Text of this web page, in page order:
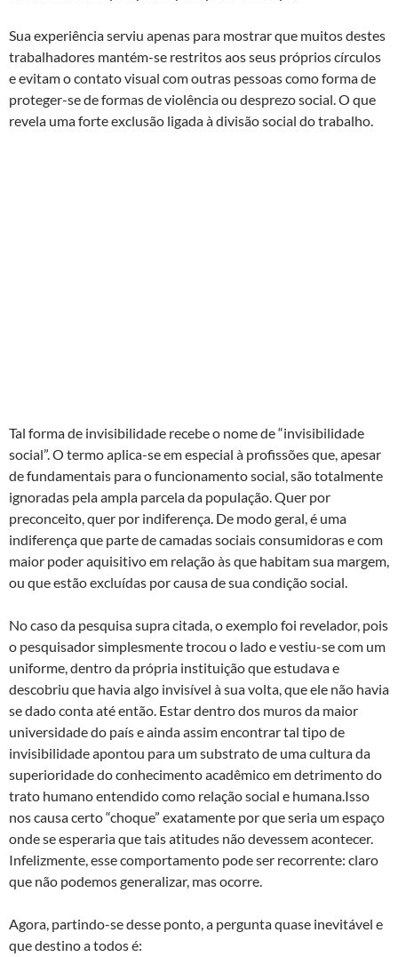
Sua experiência serviu apenas para mostrar que muitos destes
trabalhadores mantém-se restritos aos seus próprios círculos
e evitam o contato visual com outras pessoas como forma de
proteger-se de formas de violência ou desprezo social. O que
revela uma forte exclusão ligada à divisão social do trabalho.
Tal forma de invisibilidade recebe o nome de “invisibilidade
social”. O termo aplica-se em especial à profissões que, apesar
de fundamentais para o funcionamento social, são totalmente
ignoradas pela ampla parcela da população. Quer por
preconceito, quer por indiferença. De modo geral, é uma
indiferença que parte de camadas sociais consumidoras e com
maior poder aquisitivo em relação às que habitam sua margem,
ou que estão excluídas por causa de sua condição social.
No caso da pesquisa supra citada, o exemplo foi revelador, pois
o pesquisador simplesmente trocou o lado e vestiu-se com um
uniforme, dentro da própria instituição que estudava e
descobriu que havia algo invisível à sua volta, que ele não havia
se dado conta até então. Estar dentro dos muros da maior
universidade do país e ainda assim encontrar tal tipo de
invisibilidade apontou para um substrato de uma cultura da
superioridade do conhecimento acadêmico em detrimento do
trato humano entendido como relação social e humana.Isso
nos causa certo “choque” exatamente por que seria um espaço
onde se esperaria que tais atitudes não devessem acontecer.
Infelizmente, esse comportamento pode ser recorrente: claro
que não podemos generalizar, mas ocorre.
Agora, partindo-se desse ponto, a pergunta quase inevitável e
que destino a todos é: